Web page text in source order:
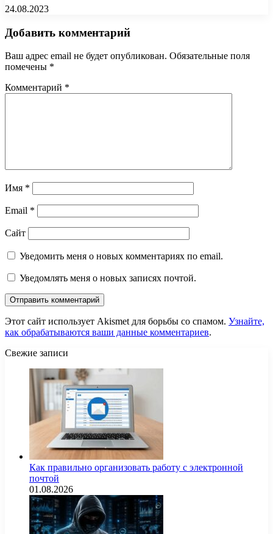
24.08.2023
Добавить комментарий
Ваш адрес email не будет опубликован. Обязательные поля
помечены *
Комментарий *
Имя *
Email *
Сайт
Уведомить меня о новых комментариях по email.
Уведомлять меня о новых записях почтой.
Этот сайт использует Akismet для борьбы со спамом. Узнайте,
как обрабатываются ваши данные комментариев.
Свежие записи
Как правильно организовать работу с электронной
почтой
01.08.2026